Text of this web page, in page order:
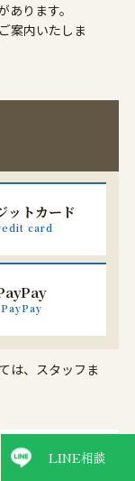
ります。
案内いたしま
ットカード
card
PayPay
は、スタッフま
LINE相談